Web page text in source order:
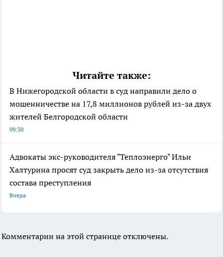
Читайте также:
В Нижегородской области в суд направили дело о
мошенничестве на 17,8 миллионов рублей из-за двух
жителей Белгородской области
09:30
Адвокаты экс-руководителя "Теплоэнерго" Ильи
Халтурина просят суд закрыть дело из-за отсутствия
состава преступления
Вчера
Комментарии на этой странице отключены.